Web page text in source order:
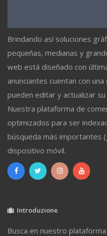
Brindando así soluciones
pequeñas, medianas y
web está diseñado con
anunciantes cuentan con
pueden editar y actualizar
Nuestra plataforma de
optimizados para ser
búsqueda más importantes
dispositivo móvil.
Introduzione
Busca en nuestro